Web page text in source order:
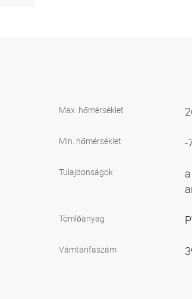
Max. hőmérséklet
Min. hőmérséklet -
Tulajdonságok
Tömlőanyag
Vámtarifaszám